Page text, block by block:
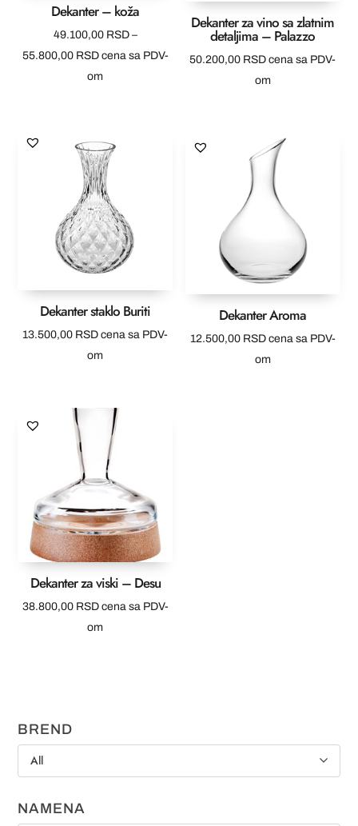
Dekanter – koža
49.100,00 RSD –
55.800,00 RSDRaspon
cena:
55.800,00 RSD
cena sa PDV-
om
Dekanter za vino sa zlatnim
detaljima – Palazzo
50.200,00 RSD cena sa PDV-
om
Dekanter staklo Buriti
13.500,00 RSD cena sa PDV-
om
Dekanter Aroma
12.500,00 RSD cena sa PDV-
om
Dekanter za viski – Desu
38.800,00 RSD cena sa PDV-
om
BREND
All
NAMENA